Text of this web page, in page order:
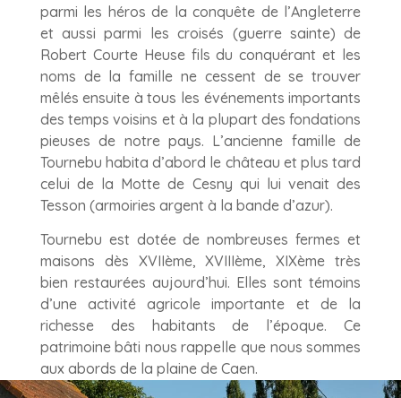
parmi les héros de la conquête de l’Angleterre
et aussi parmi les croisés (guerre sainte) de
Robert Courte Heuse fils du conquérant et les
noms de la famille ne cessent de se trouver
mêlés ensuite à tous les événements importants
des temps voisins et à la plupart des fondations
pieuses de notre pays. L’ancienne famille de
Tournebu habita d’abord le château et plus tard
celui de la Motte de Cesny qui lui venait des
Tesson (armoiries argent à la bande d’azur).
Tournebu est dotée de nombreuses fermes et
maisons dès XVIIème, XVIIIème, XIXème très
bien restaurées aujourd’hui. Elles sont témoins
d’une activité agricole importante et de la
richesse des habitants de l’époque. Ce
patrimoine bâti nous rappelle que nous sommes
aux abords de la plaine de Caen.